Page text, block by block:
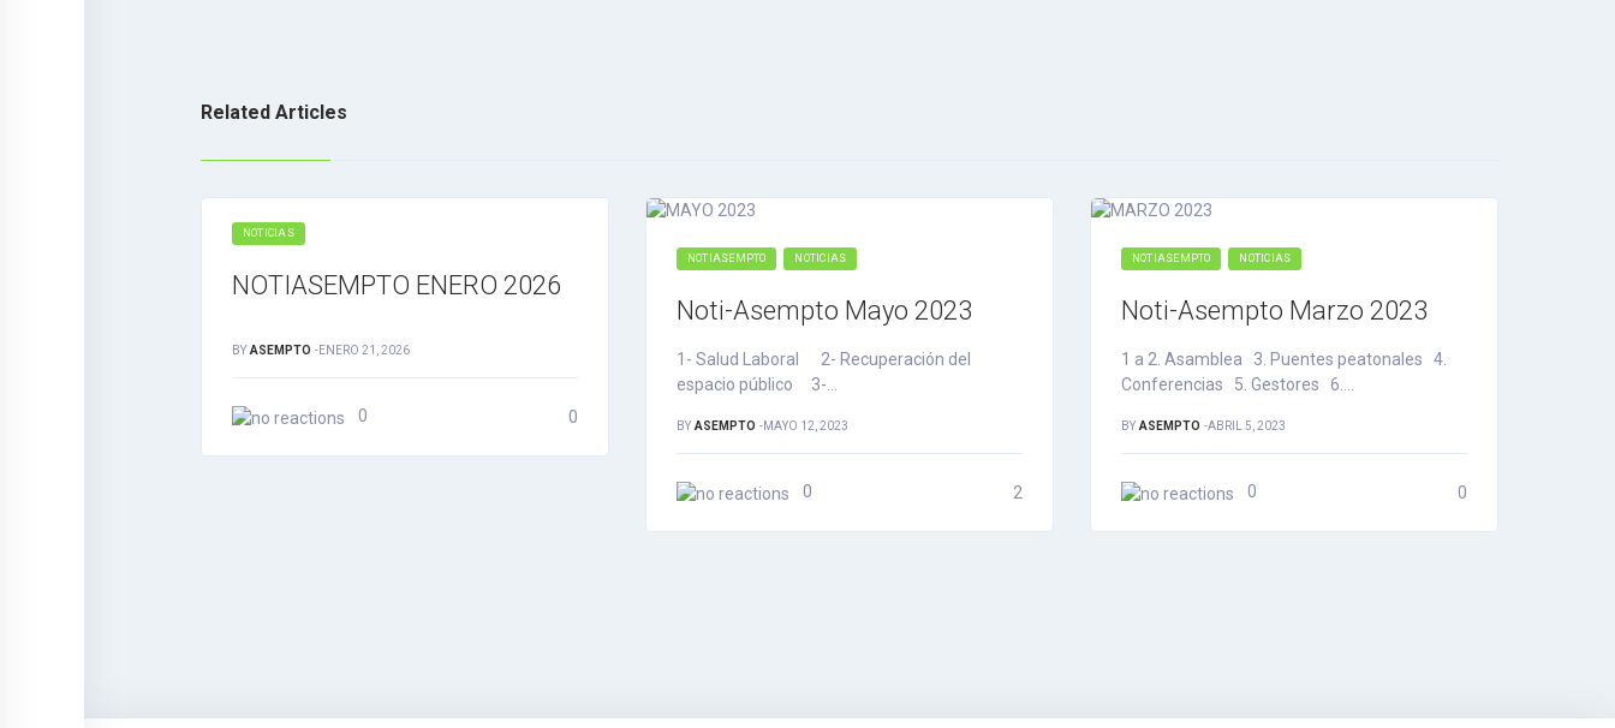
Related Articles
NOTICIAS
NOTIASEMPTO ENERO 2026
BY ASEMPTO -ENERO 21, 2026
0 0
NOTIASEMPTO NOTICIAS
Noti-Asempto Mayo 2023
1- Salud Laboral 2- Recuperación del
espacio público 3-…
BY ASEMPTO -MAYO 12, 2023
0 2
NOTIASEMPTO NOTICIAS
Noti-Asempto Marzo 2023
1 a 2. Asamblea 3. Puentes peatonales 4.
Conferencias 5. Gestores 6.…
BY ASEMPTO -ABRIL 5, 2023
0 0